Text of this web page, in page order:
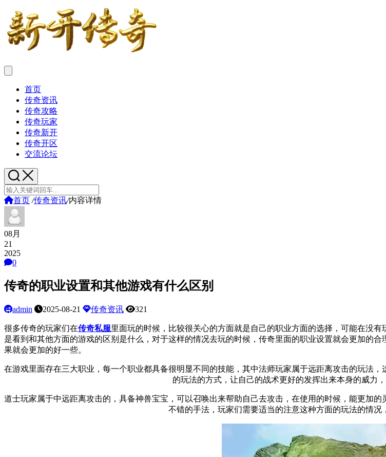
首页
传奇资讯
传奇攻略
传奇玩家
传奇新开
传奇开区
交流论坛
首页 /传奇资讯/内容详情
08月
21
2025
0
传奇的职业设置和其他游戏有什么区别
admin 2025-08-21 传奇资讯 321
很多传奇的玩家们在传奇私服里面玩的时候，比较很关心的方面就是自己的职业方面的选择，可能在没
是看到和其他方面的游戏的区别是什么，对于这样的情况去玩的时候，传奇里面的职业设置就会更加的
果就会更加的好一些。
在游戏里面存在三大职业，每一个职业都具备很明显不同的技能，其中法师玩家属于远距离攻击的玩法
的玩法的方式，让自己的战术更好的发挥出来本身的威力
道士玩家属于中远距离攻击的，具备神兽宝宝，可以召唤出来帮助自己去攻击，在使用的时候，能更加
不错的手法，玩家们需要适当的注意这种方面的玩法的情况